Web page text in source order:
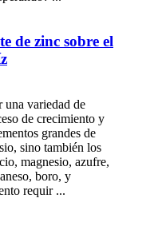
de zinc sobre el
una variedad de
de crecimiento y
grandes de
sino también los
magnesio, azufre,
boro, y
requir ...